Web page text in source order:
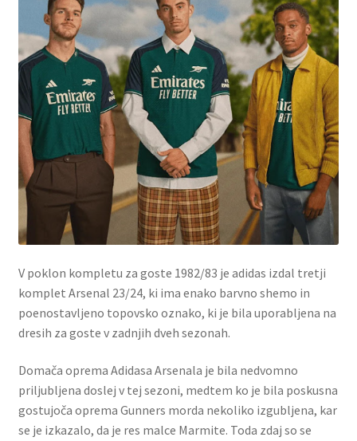
V poklon kompletu za goste 1982/83 je adidas izdal tretji
komplet Arsenal 23/24, ki ima enako barvno shemo in
poenostavljeno topovsko oznako, ki je bila uporabljena na
dresih za goste v zadnjih dveh sezonah.
Domača oprema Adidasa Arsenala je bila nedvomno
priljubljena doslej v tej sezoni, medtem ko je bila poskusna
gostujoča oprema Gunners morda nekoliko izgubljena, kar
se je izkazalo, da je res malce Marmite. Toda zdaj so se